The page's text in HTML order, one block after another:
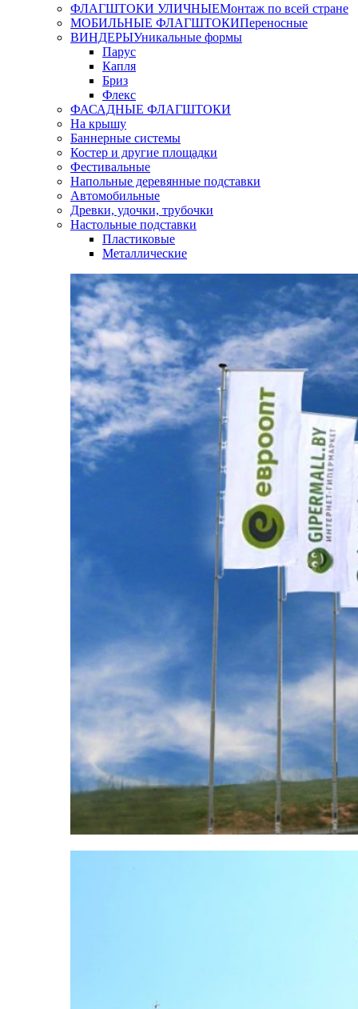
ФЛАГШТОКИ УЛИЧНЫЕМонтаж по всей стране
МОБИЛЬНЫЕ ФЛАГШТОКИПереносные
ВИНДЕРЫУникальные формы
Парус
Капля
Бриз
Флекс
ФАСАДНЫЕ ФЛАГШТОКИ
На крышу
Баннерные системы
Костер и другие площадки
Фестивальные
Напольные деревянные подставки
Автомобильные
Древки, удочки, трубочки
Настольные подставки
Пластиковые
Металлические